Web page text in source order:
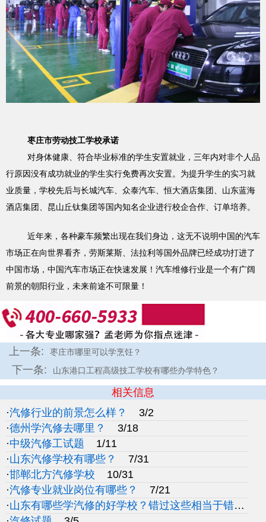
枣庄市劳动技工学校承诺
对身体健康、符合毕业标准的学生安置就业，三年内对非个人品
行原因没有成功就业的学生实行免费再次安置。为提升学生的实习就
业质量，学校先后与长城汽车、众泰汽车、恒大酒店集团、山东蓝海
酒店集团、昆山丘钛集团等国内知名企业进行校企合作、订单培养。
近年来，各种豪车频繁出现在我们身边，这无不说明中国的汽车
市场正在向世界看齐，劳斯莱斯、法拉利等国外品牌已经成功打进了
中国市场，中国汽车市场正在快速发展！汽车维修行业是一个有广阔
前景的朝阳行业，未来前途不可限量！
上一条: 枣庄市哪里可以学烹饪？
下一条: 山东港口工程高级技工学校有哪些办学特色？
相关信息
·汽修行业的前景怎么样？
3/2
·德州学汽修去哪里？
3/18
·中级汽修工试题
1/11
·山东汽修学校有哪些？
7/31
·邯郸北方汽修学校
10/31
·汽修专业就业岗位有哪些？
7/21
·山东有哪些学汽修的好学校？错过这些相当于错过一个亿